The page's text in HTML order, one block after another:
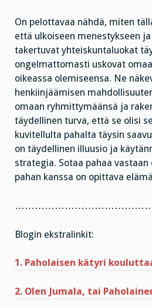
On pelottavaa nähdä, miten
että ulkoiseen menestykseen
takertuvat yhteiskuntaluokat
ongelmattomasti uskovat
oikeassa olemiseensa. Ne
henkiinjäämisen
omaan ryhmittymäänsä ja
täydellinen turva, että se olisi
kuvitellulta pahalta täysin
on täydellinen illuusio ja
strategia. Sotaa pahaa vastaan
pahan kanssa on opittava
Blogin ekstralinkit:
1. Paholaisen kätyri
2. Olen Jumala, tai